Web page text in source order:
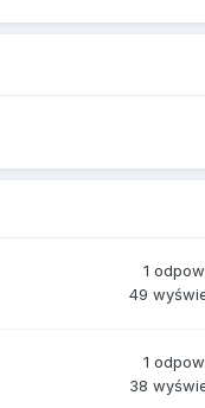
1
49
1
38